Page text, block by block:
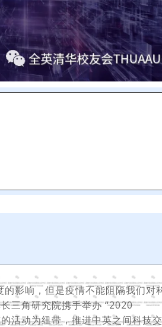
影响，但是疫情不能阻隔我们对
三角研究院携手举办 “2020
活动为纽带，推进中英之间科技交